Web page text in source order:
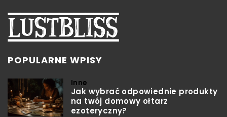
POPULARNE WPISY
Inne
Jak wybrać odpowiednie produkty
na twój domowy ołtarz
ezoteryczny?